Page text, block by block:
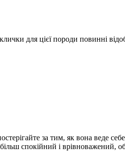
для цієї породи повинні
за тим, як вона веде
спокійний і врівноважений,